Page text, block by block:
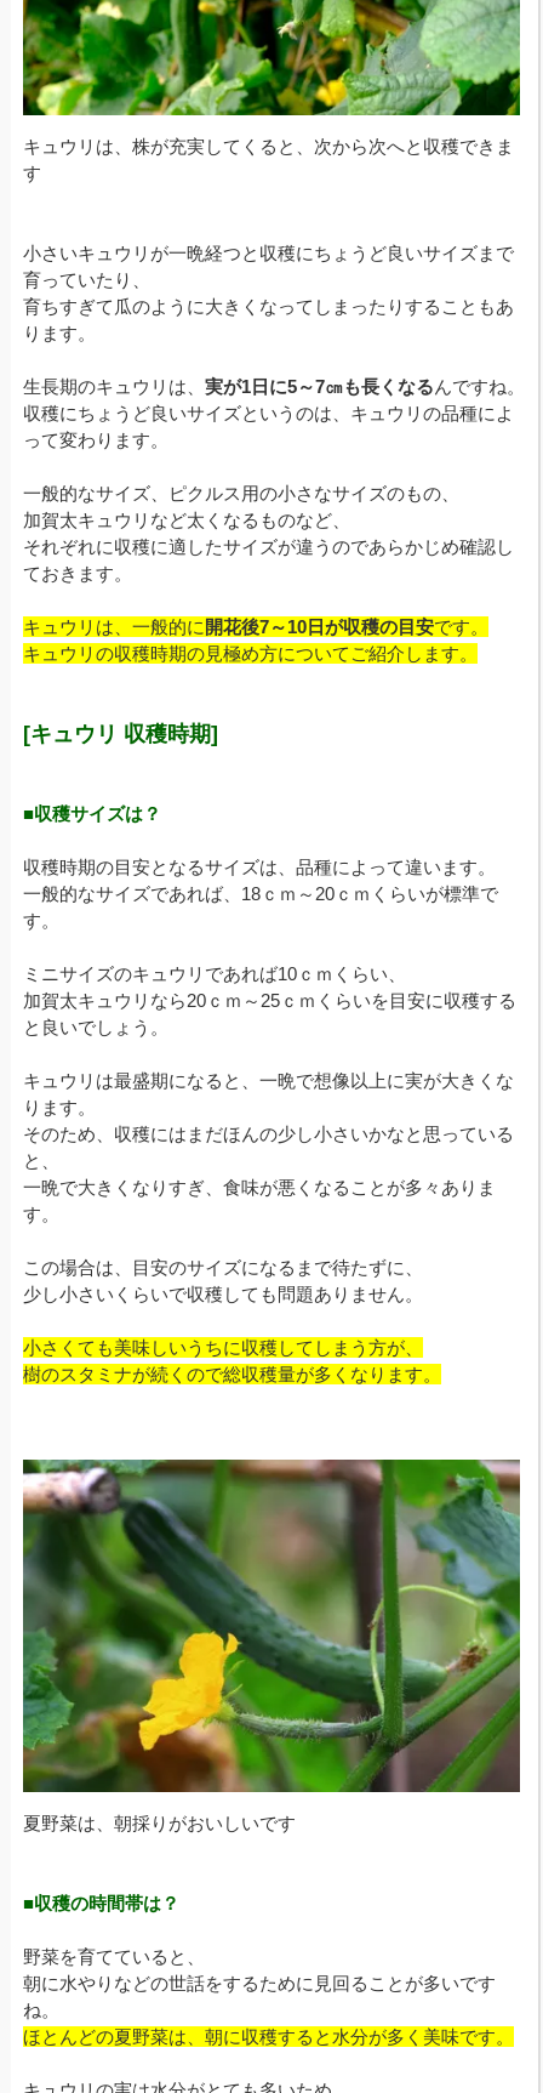
キュウリは、株が充実してくると、次から次へと収穫できま
す
小さいキュウリが一晩経つと収穫にちょうど良いサイズまで
育っていたり、
育ちすぎて瓜のように大きくなってしまったりすることもあ
ります。
生長期のキュウリは、 実が1日に5～7㎝も長くなるんですね。
収穫にちょうど良いサイズというのは、キュウリの品種によ
って変わります。
一般的なサイズ、ピクルス用の小さなサイズのもの、
加賀太キュウリなど太くなるものなど、
それぞれに収穫に適したサイズが違うのであらかじめ確認し
ておきます。
キュウリは、一般的に 開花後7～10日が収穫の目安です。
キュウリの収穫時期の見極め方についてご紹介します。
[キュウリ 収穫時期]
■収穫サイズは？
収穫時期の目安となるサイズは、品種によって違います。
一般的なサイズであれば、18ｃｍ～20ｃｍくらいが標準で
す。
ミニサイズのキュウリであれば10ｃｍくらい、
加賀太キュウリなら20ｃｍ～25ｃｍくらいを目安に収穫する
と良いでしょう。
キュウリは最盛期になると、一晩で想像以上に実が大きくな
ります。
そのため、収穫にはまだほんの少し小さいかなと思っている
と、
一晩で大きくなりすぎ、食味が悪くなることが多々ありま
す。
この場合は、目安のサイズになるまで待たずに、
少し小さいくらいで収穫しても問題ありません。
小さくても美味しいうちに収穫してしまう方が、
樹のスタミナが続くので総収穫量が多くなります。
夏野菜は、朝採りがおいしいです
■収穫の時間帯は？
野菜を育てていると、
朝に水やりなどの世話をするために見回ることが多いです
ね。
ほとんどの夏野菜は、朝に収穫すると水分が多く美味です。